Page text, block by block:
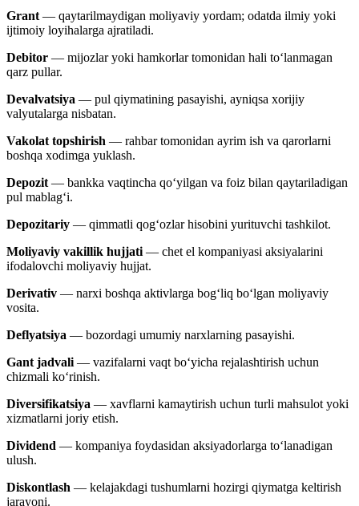
Grant — qaytarilmaydigan moliyaviy yordam; odatda ilmiy yoki
ijtimoiy loyihalarga ajratiladi.
Debitor — mijozlar yoki hamkorlar tomonidan hali to‘lanmagan
qarz pullar.
Devalvatsiya — pul qiymatining pasayishi, ayniqsa xorijiy
valyutalarga nisbatan.
Vakolat topshirish — rahbar tomonidan ayrim ish va qarorlarni
boshqa xodimga yuklash.
Depozit — bankka vaqtincha qo‘yilgan va foiz bilan qaytariladigan
pul mablag‘i.
Depozitariy — qimmatli qog‘ozlar hisobini yurituvchi tashkilot.
Moliyaviy vakillik hujjati — chet el kompaniyasi aksiyalarini
ifodalovchi moliyaviy hujjat.
Derivativ — narxi boshqa aktivlarga bog‘liq bo‘lgan moliyaviy
vosita.
Deflyatsiya — bozordagi umumiy narxlarning pasayishi.
Gant jadvali — vazifalarni vaqt bo‘yicha rejalashtirish uchun
chizmali ko‘rinish.
Diversifikatsiya — xavflarni kamaytirish uchun turli mahsulot yoki
xizmatlarni joriy etish.
Dividend — kompaniya foydasidan aksiyadorlarga to‘lanadigan
ulush.
Diskontlash — kelajakdagi tushumlarni hozirgi qiymatga keltirish
jarayoni.